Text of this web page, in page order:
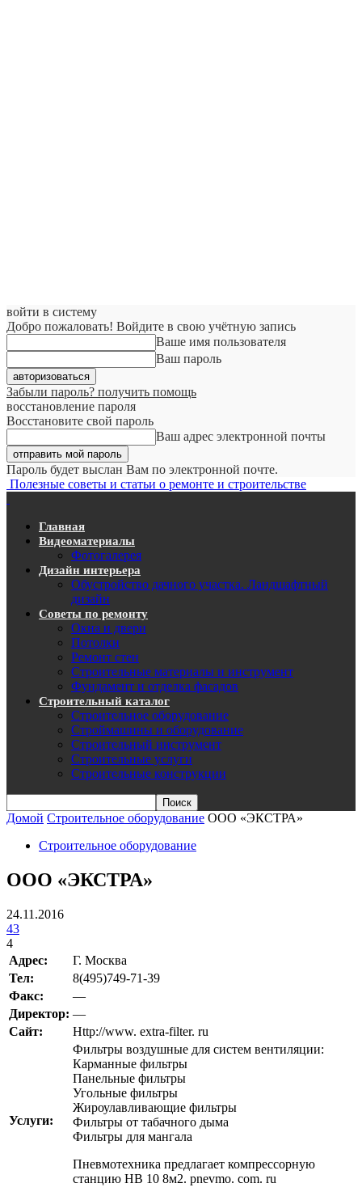
войти в систему
Добро пожаловать! Войдите в свою учётную запись
Ваше имя пользователя
Ваш пароль
Забыли пароль? получить помощь
восстановление пароля
Восстановите свой пароль
Ваш адрес электронной почты
Пароль будет выслан Вам по электронной почте.
Полезные советы и статьи о ремонте и строительстве
Главная
Видеоматериалы
Фотогалерея
Дизайн интерьера
Обустройство дачного участка. Ландшафтный
дизайн
Советы по ремонту
Окна и двери
Потолки
Ремонт стен
Строительные материалы и инструмент
Фундамент и отделка фасадов
Строительный каталог
Строительное оборудование
Строймашины и оборудование
Строительный инструмент
Строительные услуги
Строительные конструкции
Домой Строительное оборудование ООО «ЭКСТРА»
Строительное оборудование
ООО «ЭКСТРА»
24.11.2016
43
4
Адрес:
Г. Москва
Teл:
8(495)749-71-39
Факс:
—
Директор: —
Сайт:
Http://www. extra-filter. ru
Услуги:
Фильтры воздушные для систем вентиляции:
Карманные фильтры
Панельные фильтры
Угольные фильтры
Жироулавливающие фильтры
Фильтры от табачного дыма
Фильтры для мангала
Пневмотехника предлагает компрессорную
станцию НВ 10 8м2. pnevmo. com. ru